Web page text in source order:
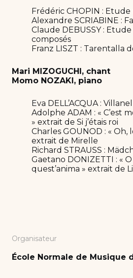
Frédéric CHOPIN : Etude
Alexandre SCRIABINE :
Claude DEBUSSY :
composés
Franz LISZT : Tarentalla
Mari MIZOGUCHI, chant
Momo NOZAKI, piano
Eva DELL’ACQUA :
Adolphe ADAM : « C’est
» extrait de Si j’étais roi
Charles GOUNOD : «
extrait de Mirelle
Richard STRAUSS :
Gaetano DONIZETTI : «
quest’anima » extrait de
Organisateur
École Normale de Musique